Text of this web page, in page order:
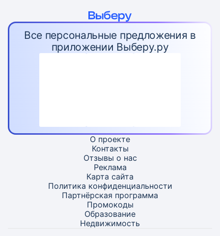
Все персональные предложения в
приложении Выберу.ру
О проекте
Контакты
Отзывы о нас
Реклама
Карта сайта
Политика конфиденциальности
Партнёрская программа
Промокоды
Образование
Недвижимость